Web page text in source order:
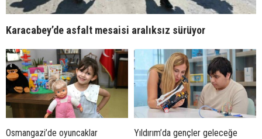
Karacabey’de asfalt mesaisi aralıksız sürüyor
Osmangazi’de oyuncaklar
Yıldırım’da gençler geleceğe